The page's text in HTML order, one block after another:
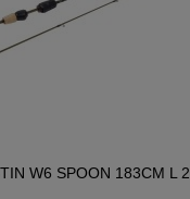
W6 SPOON 183CM L